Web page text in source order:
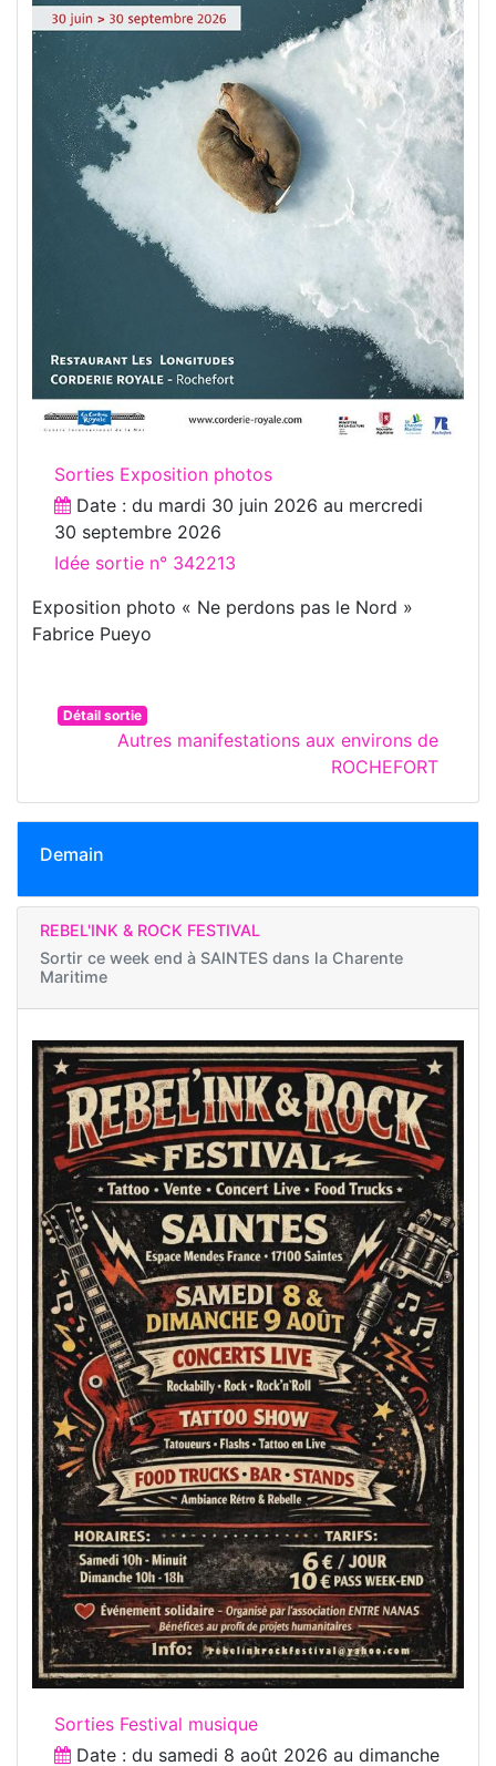
Sorties Exposition photos
Date : du mardi 30 juin 2026 au mercredi
30 septembre 2026
Idée sortie n° 342213
Exposition photo « Ne perdons pas le Nord »
Fabrice Pueyo
Détail sortie
Autres manifestations aux environs de
ROCHEFORT
Demain
REBEL'INK & ROCK FESTIVAL
Sortir ce week end à SAINTES dans la Charente
Maritime
Sorties Festival musique
Date : du samedi 8 août 2026 au dimanche